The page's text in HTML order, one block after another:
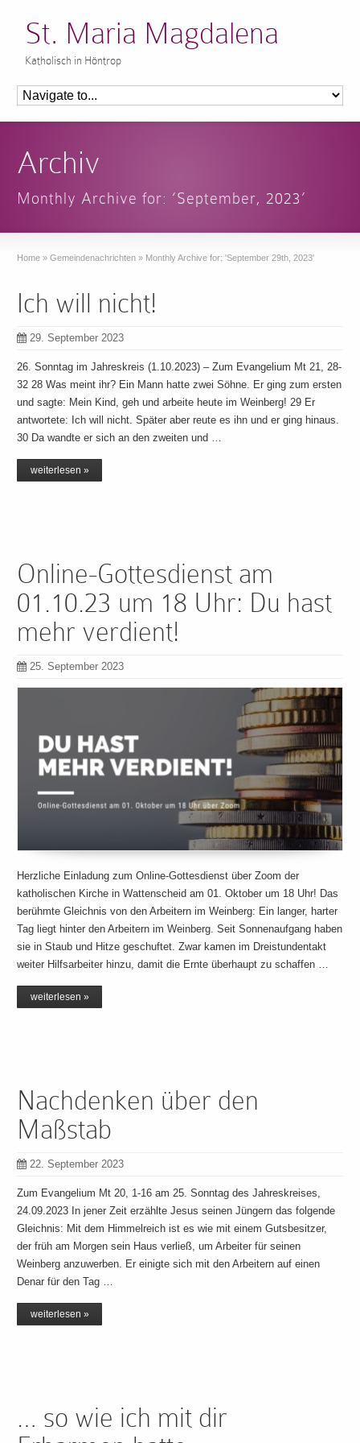
St. Maria Magdalena
Katholisch in Höntrop
Archiv
Monthly Archive for: ‘September, 2023’
Home » Gemeindenachrichten » Monthly Archive for: 'September 29th, 2023'
Ich will nicht!
29. September 2023
26. Sonntag im Jahreskreis (1.10.2023) – Zum Evangelium Mt 21, 28-
32 28 Was meint ihr? Ein Mann hatte zwei Söhne. Er ging zum ersten
und sagte: Mein Kind, geh und arbeite heute im Weinberg! 29 Er
antwortete: Ich will nicht. Später aber reute es ihn und er ging hinaus.
30 Da wandte er sich an den zweiten und …
weiterlesen »
Online-Gottesdienst am
01.10.23 um 18 Uhr: Du hast
mehr verdient!
25. September 2023
Herzliche Einladung zum Online-Gottesdienst über Zoom der
katholischen Kirche in Wattenscheid am 01. Oktober um 18 Uhr! Das
berühmte Gleichnis von den Arbeitern im Weinberg: Ein langer, harter
Tag liegt hinter den Arbeitern im Weinberg. Seit Sonnenaufgang haben
sie in Staub und Hitze geschuftet. Zwar kamen im Dreistundentakt
weiter Hilfsarbeiter hinzu, damit die Ernte überhaupt zu schaffen …
weiterlesen »
Nachdenken über den
Maßstab
22. September 2023
Zum Evangelium Mt 20, 1-16 am 25. Sonntag des Jahreskreises,
24.09.2023 In jener Zeit erzählte Jesus seinen Jüngern das folgende
Gleichnis: Mit dem Himmelreich ist es wie mit einem Gutsbesitzer,
der früh am Morgen sein Haus verließ, um Arbeiter für seinen
Weinberg anzuwerben. Er einigte sich mit den Arbeitern auf einen
Denar für den Tag …
weiterlesen »
… so wie ich mit dir